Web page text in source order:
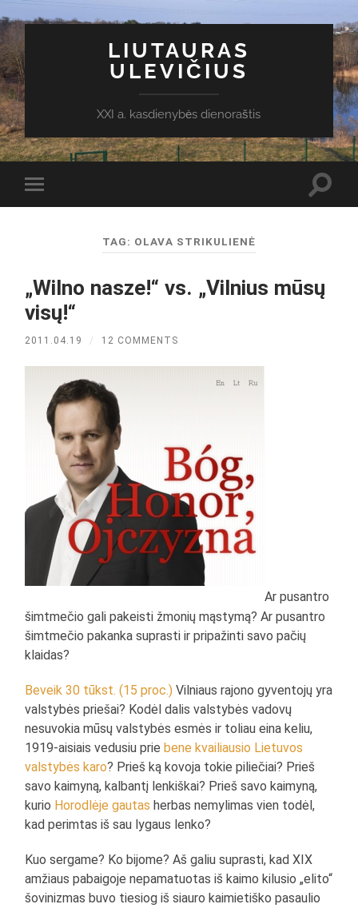
LIUTAURAS
ULEVIČIUS
XXI a. kasdienybės dienoraštis
Toggle
mobile
TAG: OLAVA STRIKULIENĖ
„Wilno nasze!“ vs. „Vilnius mūsų
visų!“
2011.04.19 / 12 COMMENTS
Ar pusantro
šimtmečio gali pakeisti žmonių mąstymą? Ar pusantro
šimtmečio pakanka suprasti ir pripažinti savo pačių
klaidas?
Beveik 30 tūkst. (15 proc.)Vilniaus rajono gyventojų yra
valstybės priešai? Kodėl dalis valstybės vadovų
nesuvokia mūsų valstybės esmės ir toliau eina keliu,
1919-aisiais vedusiu priebene kvailiausio Lietuvos
valstybės karo? Prieš ką kovoja tokie piliečiai? Prieš
savo kaimyną, kalbantį lenkiškai? Prieš savo kaimyną,
kurio Horodlėje gautas herbas nemylimas vien todėl,
kad perimtas iš sau lygaus lenko?
Kuo sergame? Ko bijome? Aš galiu suprasti, kad XIX
amžiaus pabaigoje nepamatuotas iš kaimo kilusio „elito“
šovinizmas buvo tiesiog iš siauro kaimietiško pasaulio